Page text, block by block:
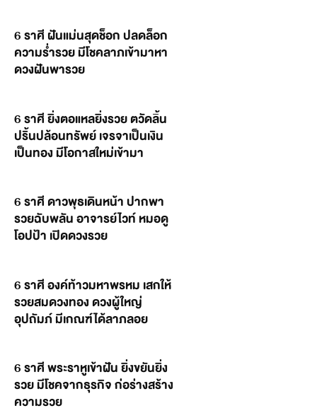
6 ราศี ฝันแม่นสุดช็อก ปลดล็อก
ความร่ำรวย มีโชคลาภเข้ามาหา
ดวงฝันพารวย
6 ราศี ยิ่งตอแหลยิ่งรวย ตวัดลิ้น
ปริ้นปล้อนทรัพย์ เจรจาเป็นเงิน
เป็นทอง มีโอกาสใหม่เข้ามา
6 ราศี ดาวพุธเดินหน้า ปากพา
รวยฉับพลัน อาจารย์ไวท์ หมอดู
โอปป้า เปิดดวงรวย
6 ราศี องค์ท้าวมหาพรหม เสกให้
รวยสมดวงทอง ดวงผู้ใหญ่
อุปถัมภ์ มีเกณฑ์ได้ลาภลอย
6 ราศี พระราหูเข้าฝัน ยิ่งขยันยิ่ง
รวย มีโชคจากธุรกิจ ก่อร่างสร้าง
ความรวย